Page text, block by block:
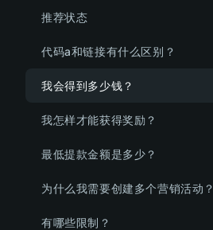
推荐状态
代码a和链接有什么区别？
我会得到多少钱？
我怎样才能获得奖励？
最低提款金额是多少？
为什么我需要创建多个营销活动？
有哪些限制？